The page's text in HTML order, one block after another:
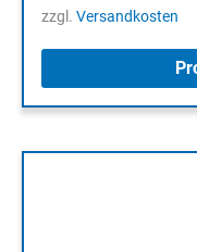
war:
ist:
zzgl. Versandkosten